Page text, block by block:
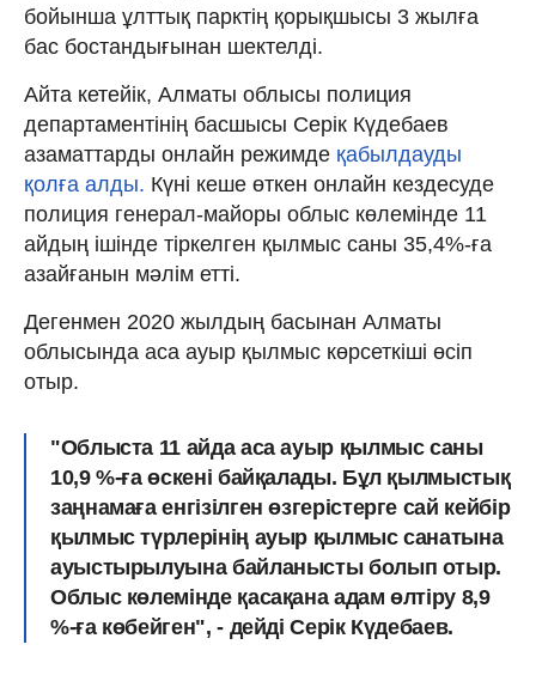
бойынша ұлттық парктің қорықшысы 3 жылға
бас бостандығынан шектелді.
Айта кетейік, Алматы облысы полиция
департаментінің басшысы Серік Күдебаев
азаматтарды онлайн режимде қабылдауды
қолға алды. Күні кеше өткен онлайн кездесуде
полиция генерал-майоры облыс көлемінде 11
айдың ішінде тіркелген қылмыс саны 35,4%-ға
азайғанын мәлім етті.
Дегенмен 2020 жылдың басынан Алматы
облысында аса ауыр қылмыс көрсеткіші өсіп
отыр.
"Облыста 11 айда аса ауыр қылмыс саны
10,9 %-ға өскені байқалады. Бұл қылмыстық
заңнамаға енгізілген өзгерістерге сай кейбір
қылмыс түрлерінің ауыр қылмыс санатына
ауыстырылуына байланысты болып отыр.
Облыс көлемінде қасақана адам өлтіру 8,9
%-ға көбейген", - дейді Серік Күдебаев.